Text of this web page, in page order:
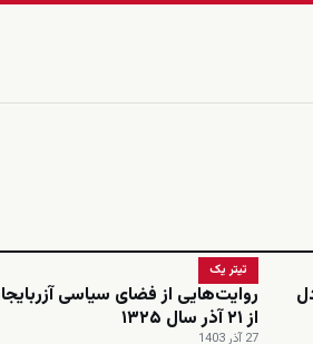
تیتر یک
روایت‌هایی از فضای سیاسی
از ۲۱ آذر سال ۱۳۲۵
27 آذر 1403